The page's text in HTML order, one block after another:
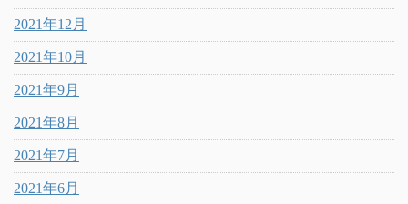
2021年12月
2021年10月
2021年9月
2021年8月
2021年7月
2021年6月